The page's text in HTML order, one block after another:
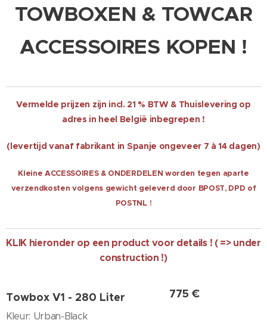
TOWBOXEN & TOWCAR
ACCESSOIRES KOPEN !
Vermelde prijzen zijn incl. 21 % BTW & Thuislevering op
adres in heel België inbegrepen !
(levertijd vanaf fabrikant in Spanje ongeveer 7 à 14 dagen)
Kleine ACCESSOIRES & ONDERDELEN worden tegen aparte
verzendkosten volgens gewicht geleverd door BPOST, DPD of
POSTNL !
KLIK hieronder op een product voor details ! ( => under
construction !)
Towbox V1 - 280 Liter
Kleur: Urban-Black
775 €